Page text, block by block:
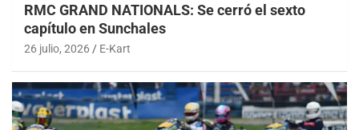
RMC GRAND NATIONALS: Se cerró el sexto
capítulo en Sunchales
26 julio, 2026 E-Kart